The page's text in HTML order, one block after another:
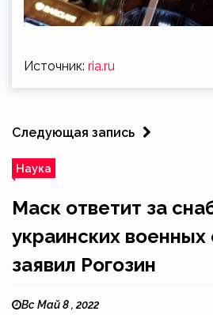
Источник: ria.ru
Следующая запись
Наука
Маск ответит за
украинских военных
заявил Рогозин
Вс Май 8 , 2022